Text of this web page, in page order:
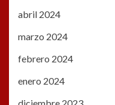
abril 2024
marzo 2024
febrero 2024
enero 2024